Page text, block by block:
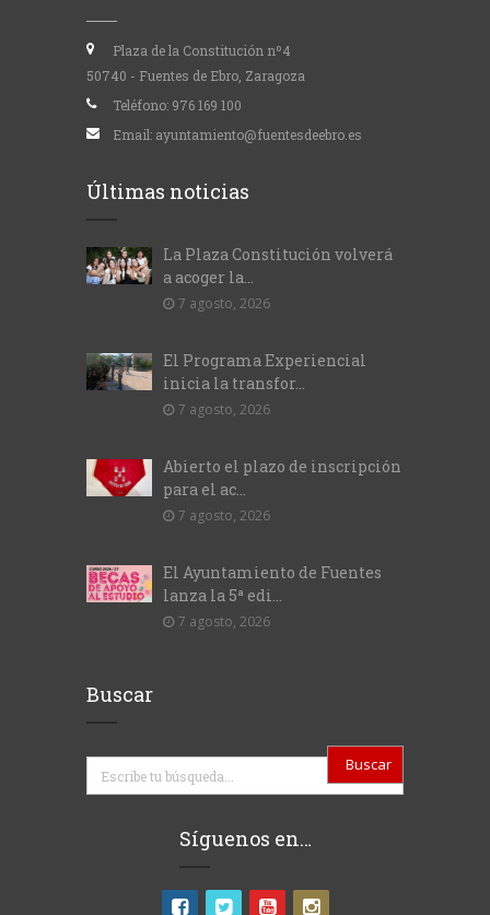
Plaza de la Constitución nº4
50740 - Fuentes de Ebro, Zaragoza
Teléfono: 976 169 100
Email: ayuntamiento@fuentesdeebro.es
Últimas noticias
La Plaza Constitución volverá
a acoger la...
7 agosto, 2026
El Programa Experiencial
inicia la transfor...
7 agosto, 2026
Abierto el plazo de inscripción
para el ac...
7 agosto, 2026
El Ayuntamiento de Fuentes
lanza la 5ª edi...
7 agosto, 2026
Buscar
Buscar
Síguenos en…